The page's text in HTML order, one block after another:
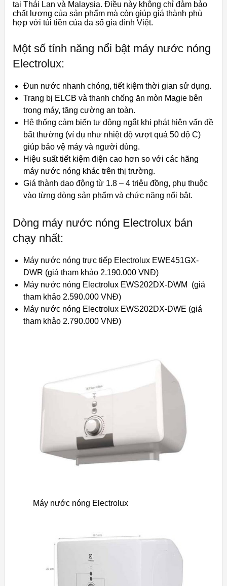
tại Thái Lan và Malaysia. Điều này không chỉ đảm bảo
chất lượng của sản phẩm mà còn giúp giá thành phù
hợp với túi tiền của đa số gia đình Việt.
Một số tính năng nổi bật máy nước nóng
Electrolux:
Đun nước nhanh chóng, tiết kiệm thời gian sử dụng.
Trang bị ELCB và thanh chống ăn mòn Magie bên
trong máy, tăng cường an toàn.
Hệ thống cảm biến tự động ngắt khi phát hiện vấn đề
bất thường (ví dụ như nhiệt độ vượt quá 50 độ C)
giúp bảo vệ máy và người dùng.
Hiệu suất tiết kiệm điện cao hơn so với các hãng
máy nước nóng khác trên thị trường.
Giá thành dao động từ 1.8 – 4 triệu đồng, phụ thuộc
vào từng dòng sản phẩm và chức năng nổi bật.
Dòng máy nước nóng Electrolux bán
chạy nhất:
Máy nước nóng trực tiếp Electrolux EWE451GX-
DWR (giá tham khảo 2.190.000 VNĐ)
Máy nước nóng Electrolux EWS202DX-DWM (giá
tham khảo 2.590.000 VNĐ)
Máy nước nóng Electrolux EWS202DX-DWE (giá
tham khảo 2.790.000 VNĐ)
Máy nước nóng Electrolux